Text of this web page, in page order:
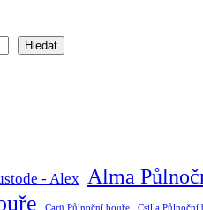
Hledat
- Alex Alma
Carü Půlnoční bouře Csilla Půlnoční